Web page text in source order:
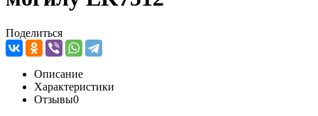
Поделиться
Описание
Характеристики
Отзывы0